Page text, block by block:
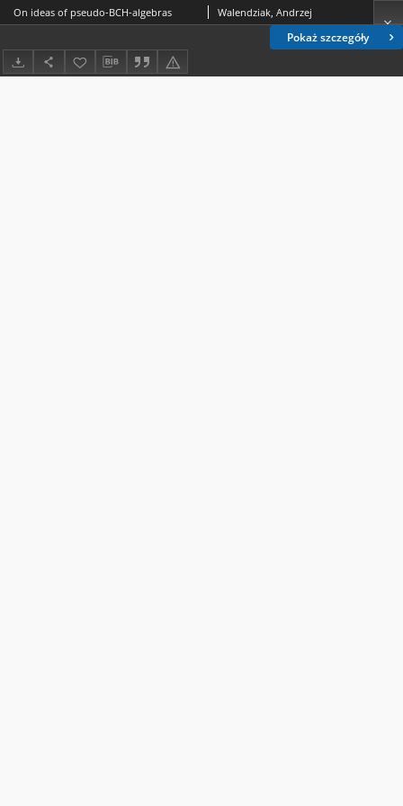
Pokaż szczegóły
On ideas of pseudo-BCH-algebras Walendziak, Andrzej